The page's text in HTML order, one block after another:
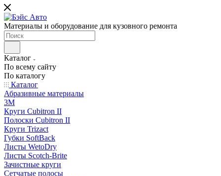
Материалы и оборудование для кузовного ремонта
Каталог
По всему сайту
По каталогу
Каталог
Абразивные материалы
3M
Круги Cubitron II
Полоски Cubitron II
Круги Trizact
Губки SoftBack
Листы WetoDry
Листы Scotch-Brite
Зачистные круги
Сетчатые полосы